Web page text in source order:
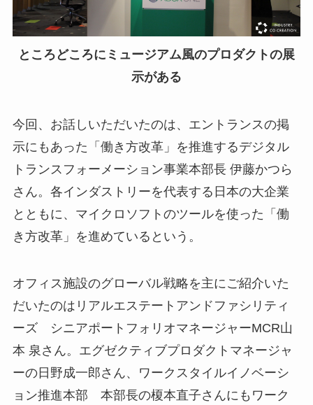
ところどころにミュージアム風のプロダクトの展
示がある
今回、お話しいただいたのは、エントランスの掲
示にもあった「働き方改革」を推進するデジタル
トランスフォーメーション事業本部長 伊藤かつら
さん。各インダストリーを代表する日本の大企業
とともに、マイクロソフトのツールを使った「働
き方改革」を進めているという。
オフィス施設のグローバル戦略を主にご紹介いた
だいたのはリアルエステートアンドファシリティ
ーズ シニアポートフォリオマネージャーMCR山
本 泉さん。エグゼクティブプロダクトマネージャ
ーの日野成一郎さん、ワークスタイルイノベーシ
ョン推進本部 本部長の榎本直子さんにもワーク